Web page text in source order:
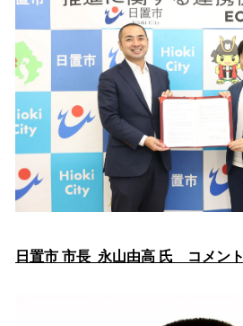
日置市 市長 永山由高 氏 コメント